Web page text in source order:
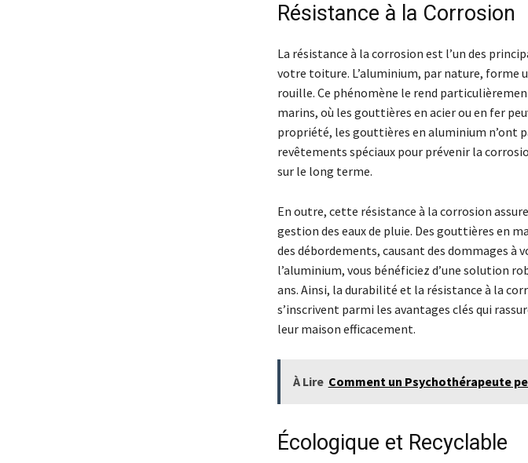
Résistance à la Corrosion
La résistance à la corrosion est l’un des
votre toiture. L’aluminium, par nature, forme
rouille. Ce phénomène le rend
marins, où les gouttières en acier ou en fer
propriété, les gouttières en aluminium n’ont
revêtements spéciaux pour prévenir la
sur le long terme.
En outre, cette résistance à la corrosion
gestion des eaux de pluie. Des gouttières en
des débordements, causant des dommages
l’aluminium, vous bénéficiez d’une solution
ans. Ainsi, la durabilité et la résistance à la
s’inscrivent parmi les avantages clés qui
leur maison efficacement.
À Lire Comment un Psychothérapeute
Écologique et Recyclable